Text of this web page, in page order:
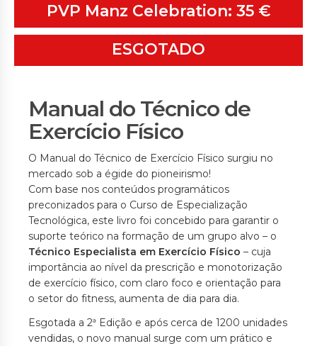
PVP Manz Celebration: 35 €
ESGOTADO
Manual do Técnico de
Exercício Físico
O Manual do Técnico de Exercício Físico surgiu no
mercado sob a égide do pioneirismo!
Com base nos conteúdos programáticos
preconizados para o Curso de Especialização
Tecnológica, este livro foi concebido para garantir o
suporte teórico na formação de um grupo alvo – o
Técnico Especialista em Exercício Físico – cuja
importância ao nível da prescrição e monotorização
de exercício físico, com claro foco e orientação para
o setor do fitness, aumenta de dia para dia.
Esgotada a 2ª Edição e após cerca de 1200 unidades
vendidas, o novo manual surge com um prático e